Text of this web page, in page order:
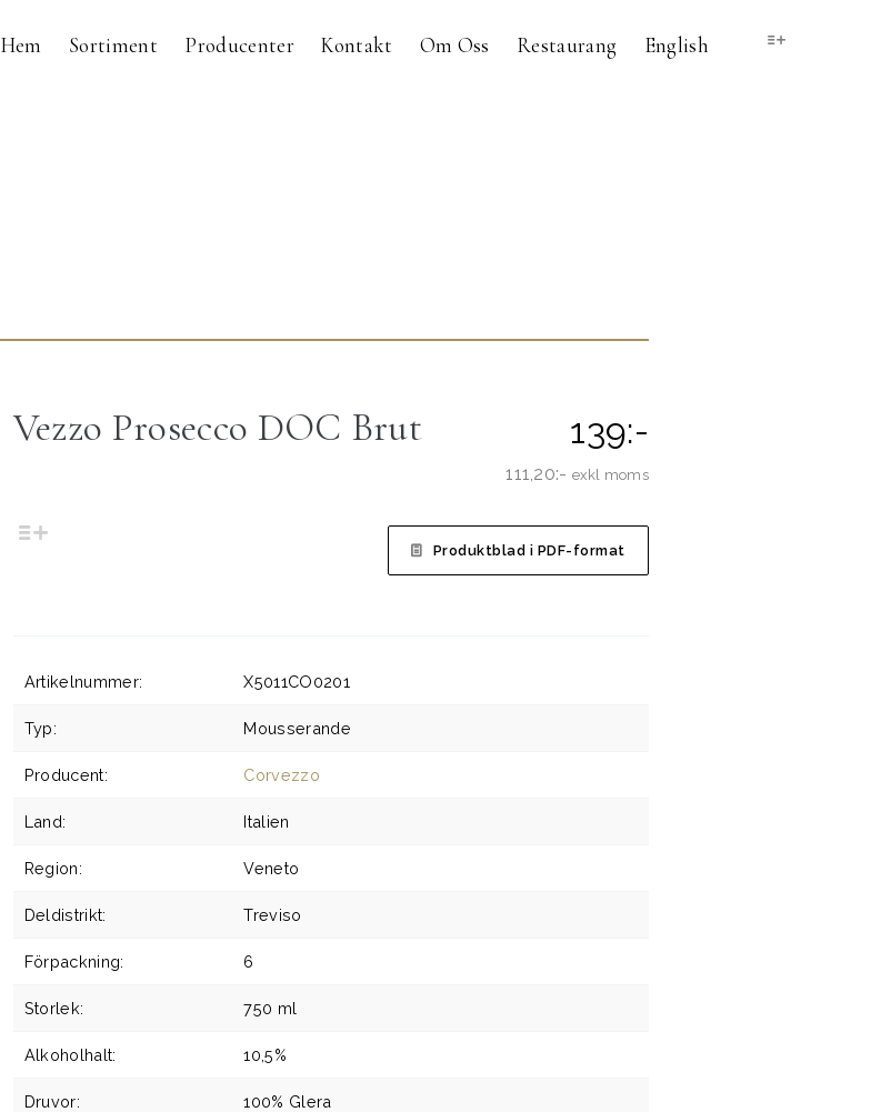
Hem Sortiment Producenter Kontakt Om Oss Restaurang English
Vezzo Prosecco DOC Brut 139:-
111,20:-exkl moms
Produktblad i PDF-format
Artikelnummer: X5011CO0201
Typ: Mousserande
Producent: Corvezzo
Land: Italien
Region: Veneto
Deldistrikt: Treviso
Förpackning: 6
Storlek: 750 ml
Alkoholhalt: 10,5%
Druvor: 100% Glera